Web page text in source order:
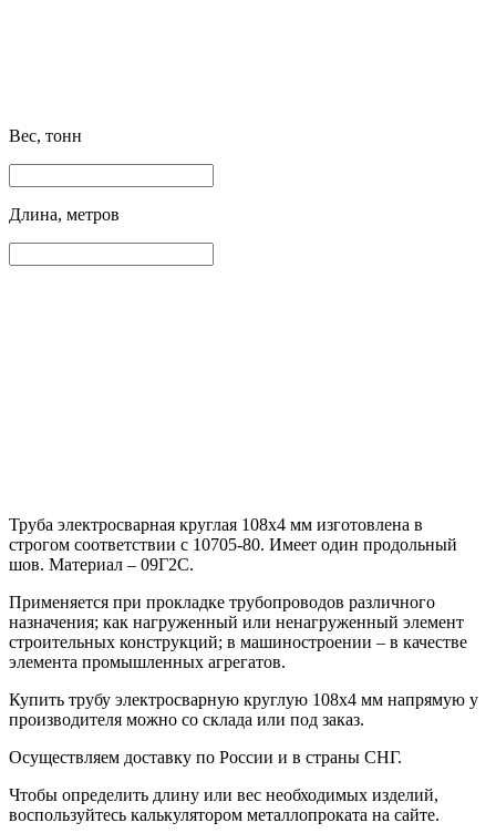
Вес, тонн
Длина, метров
Труба электросварная круглая 108х4 мм изготовлена в
строгом соответствии с 10705-80. Имеет один продольный
шов. Материал – 09Г2С.
Применяется при прокладке трубопроводов различного
назначения; как нагруженный или ненагруженный элемент
строительных конструкций; в машиностроении – в качестве
элемента промышленных агрегатов.
Купить трубу электросварную круглую 108х4 мм напрямую у
производителя можно со склада или под заказ.
Осуществляем доставку по России и в страны СНГ.
Чтобы определить длину или вес необходимых изделий,
воспользуйтесь калькулятором металлопроката на сайте.